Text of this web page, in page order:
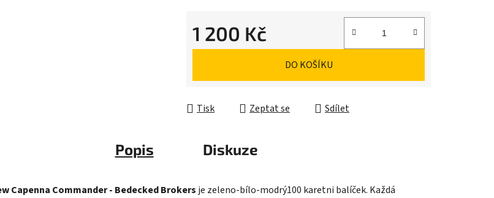
hvězdiček.
1 200 Kč
Měrná cena:
DO KOŠÍKU
Tisk Zeptat se Sdílet
Popis Diskuze
Capenna Commander - Bedecked Brokers je zeleno-bílo-modrý100 karetni balíček. Každá